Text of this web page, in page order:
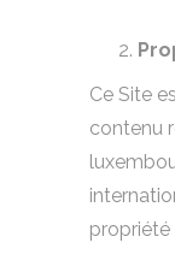
Ce Site
contenu
propriété